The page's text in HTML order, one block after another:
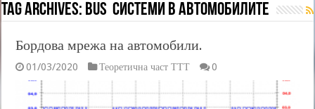
Tag Archives: BUS системи в автомобилите
Бордова мрежа на автомобили.
01/03/2020 Теоретична част ТТТ 0